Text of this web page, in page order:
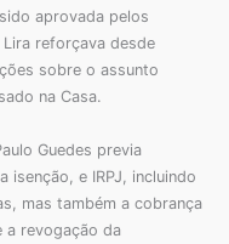
aprovada pelos
reforçava desde
sobre o assunto
na Casa.
Guedes previa
isenção, e IRPJ, incluindo
mas também a cobrança
a revogação da